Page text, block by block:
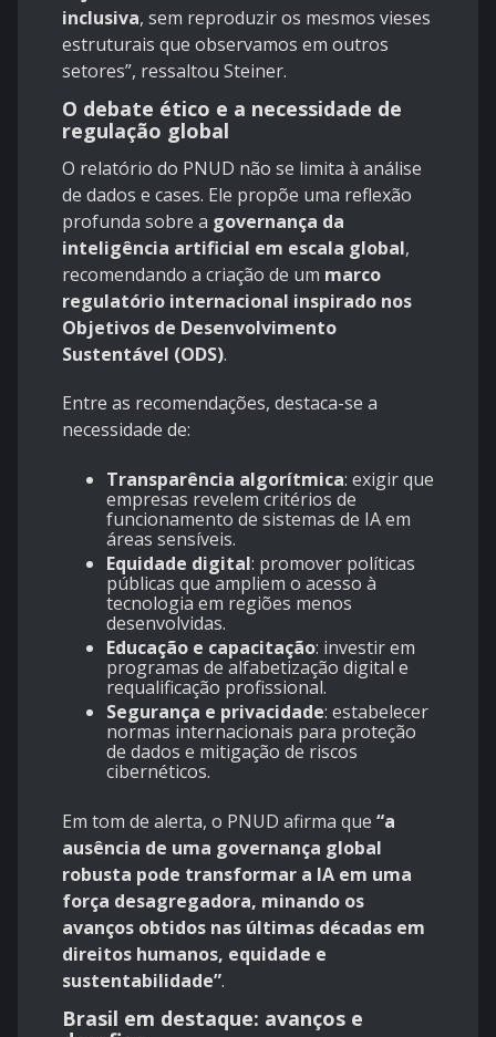
inclusiva, sem reproduzir os mesmos vieses
estruturais que observamos em outros
setores”, ressaltou Steiner.
O debate ético e a necessidade de
regulação global
O relatório do PNUD não se limita à análise
de dados e cases. Ele propõe uma reflexão
profunda sobre a governança da
inteligência artificial em escala global,
recomendando a criação de um marco
regulatório internacional inspirado nos
Objetivos de Desenvolvimento
Sustentável (ODS).
Entre as recomendações, destaca-se a
necessidade de:
Transparência algorítmica: exigir que
empresas revelem critérios de
funcionamento de sistemas de IA em
áreas sensíveis.
Equidade digital: promover políticas
públicas que ampliem o acesso à
tecnologia em regiões menos
desenvolvidas.
Educação e capacitação: investir em
programas de alfabetização digital e
requalificação profissional.
Segurança e privacidade: estabelecer
normas internacionais para proteção
de dados e mitigação de riscos
cibernéticos.
Em tom de alerta, o PNUD afirma que “a
ausência de uma governança global
robusta pode transformar a IA em uma
força desagregadora, minando os
avanços obtidos nas últimas décadas em
direitos humanos, equidade e
sustentabilidade”.
Brasil em destaque: avanços e